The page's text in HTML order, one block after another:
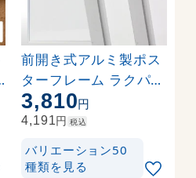
前開き式アルミ製ポス
ターフレーム ラクパネ
B1 シルバー
3,810円
4,191円 税込
バリエーション50
種類を見る